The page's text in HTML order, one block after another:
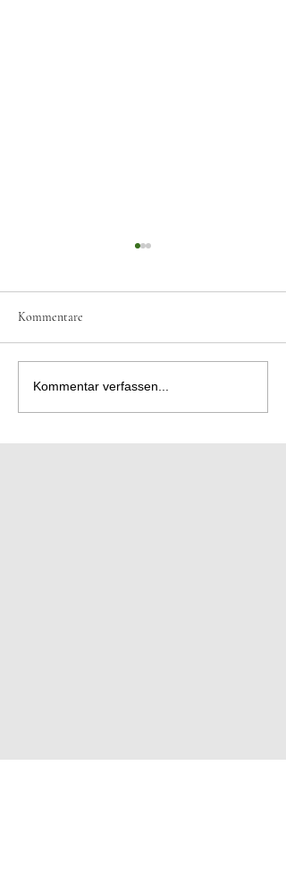
Karate in Reichenbach!
Kommentare
Kommentar verfassen...